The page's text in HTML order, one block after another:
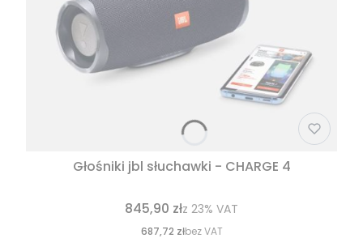
Głośniki jbl słuchawki - CHARGE 4
845,90 złz 23% VAT
687,72 złbez VAT